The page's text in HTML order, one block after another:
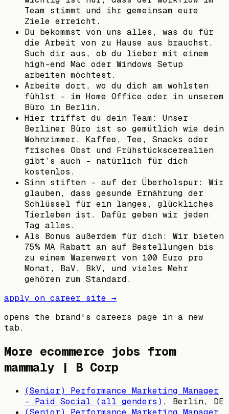
Team stimmt und ihr gemeinsam eure
Ziele erreicht.
Du bekommst von uns alles, was du für
die Arbeit von zu Hause aus brauchst.
Such dir aus, ob du lieber mit einem
high-end Mac oder Windows Setup
arbeiten möchtest.
Arbeite dort, wo du dich am wohlsten
fühlst – im Home Office oder in unserem
Büro in Berlin.
Hier triffst du dein Team: Unser
Berliner Büro ist so gemütlich wie dein
Wohnzimmer. Kaffee, Tee, Snacks oder
frisches Obst und Frühstückscerealien
gibt’s auch - natürlich für dich
kostenlos.
Sinn stiften – auf der Überholspur: Wir
glauben, dass gesunde Ernährung der
Schlüssel für ein langes, glückliches
Tierleben ist. Dafür geben wir jeden
Tag alles.
Als Bonus außerdem für dich: Wir bieten
75% MA Rabatt an auf Bestellungen bis
zu einem Warenwert von 100 Euro pro
Monat, BaV, BkV, und vieles Mehr
gehören zum Standard.
apply on career site →
opens the brand's careers page in a new
tab.
More ecommerce jobs from
mammaly | B Corp
(Senior) Performance Marketing Manager
- Paid Social (all genders) , Berlin, DE